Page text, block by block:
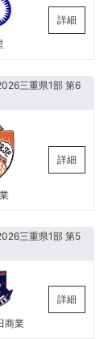
詳細
三重県1部 第6
詳細
三重県1部 第5
商業
詳細